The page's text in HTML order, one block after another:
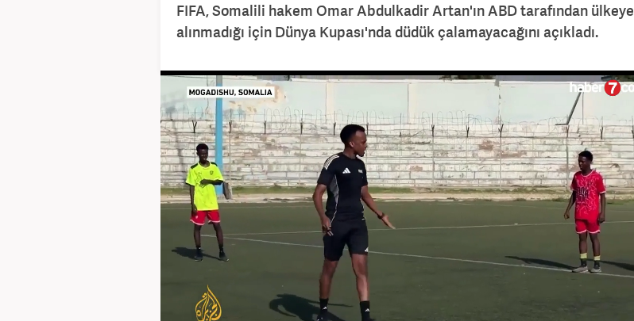
FIFA, Somalili hakem Omar Abdulkadir Artan'ın ABD tarafından ülkeye
alınmadığı için Dünya Kupası'nda düdük çalamayacağını açıkladı.